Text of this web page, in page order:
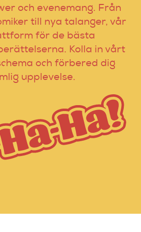
och evenemang. Från
till nya talanger, vår
för de bästa
Kolla in vårt
och förbered dig
upplevelse.